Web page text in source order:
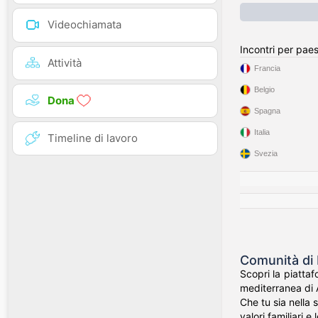
Videochiamata
Attività
Dona
Timeline di lavoro
Incontri per
Francia
Belgio
Spagna
Italia
Svezia
Comunità di
Scopri la
mediterranea di
Che tu sia nella